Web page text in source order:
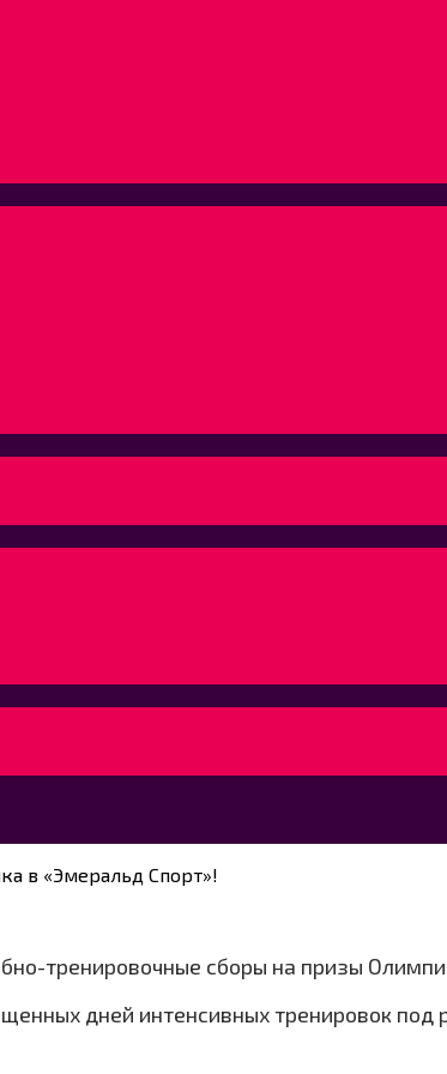
в «Эмеральд Спорт»!
тренировочные сборы на призы
дней интенсивных тренировок под